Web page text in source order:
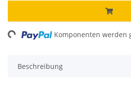
Komponenten werden
Beschreibung